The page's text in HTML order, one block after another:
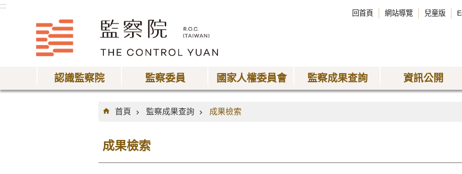
:::
回首頁 網站導覽 兒童版
認識監察院 監察委員 國家人權委員會 監察成果查詢 資訊公開
:::
首頁
監察成果查詢 成果檢索
成果檢索